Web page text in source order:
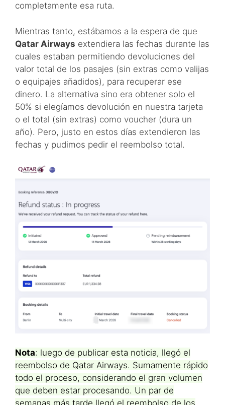
completamente esa ruta.
Mientras tanto, estábamos a la espera de que
Qatar Airways extendiera las fechas durante las
cuales estaban permitiendo devoluciones del
valor total de los pasajes (sin extras como valijas
o equipajes añadidos), para recuperar ese
dinero. La alternativa sino era obtener solo el
50% si elegíamos devolución en nuestra tarjeta
o el total (sin extras) como voucher (dura un
año). Pero, justo en estos días extendieron las
fechas y pudimos pedir el reembolso total.
Nota: luego de publicar esta noticia, llegó el
reembolso de Qatar Airways. Sumamente rápido
todo el proceso, considerando el gran volumen
que deben estar procesando. Un par de
semanas más tarde llegó el reembolso de los